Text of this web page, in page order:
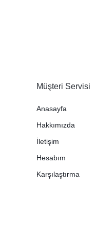
Müşteri Servisi
Anasayfa
Hakkımızda
İletişim
Hesabım
Karşılaştırma